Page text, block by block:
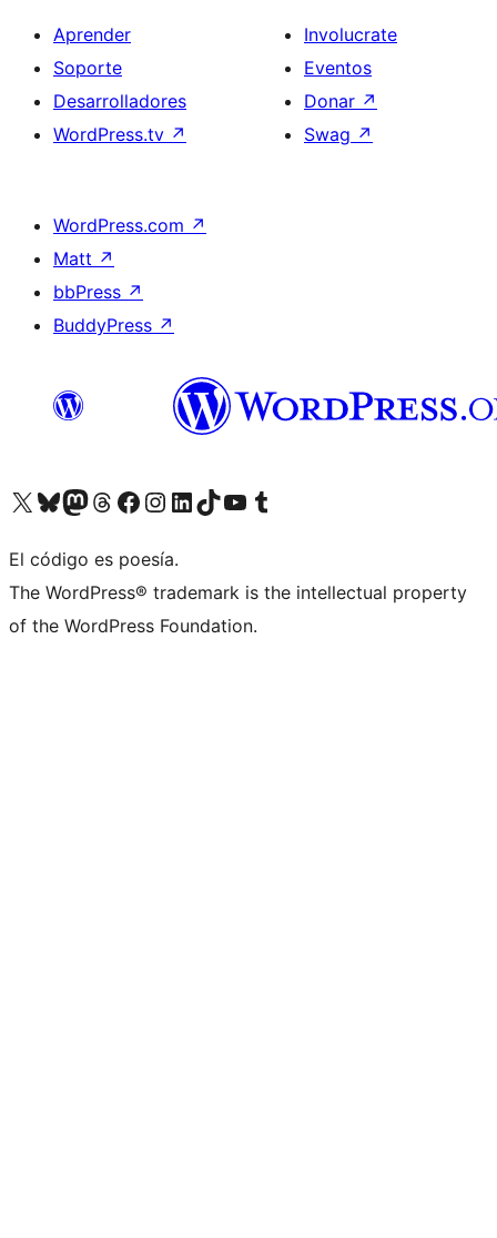
Aprender
Soporte
Desarrolladores
WordPress.tv ↗
Involucrate
Eventos
Donar ↗
Swag ↗
WordPress.com ↗
Matt ↗
bbPress ↗
BuddyPress ↗
Visitá nuestra cuenta de X (anteriormente Twitter)
Visitá nuestra cuenta de Bluesky
Visitá nuestra cuenta de Mastodon
Visitá nuestra cuenta de Threads
Visitá nuestra página de Facebook
Visitá nuestra cuenta de Instagram
Visitá nuestra cuenta de LinkedIn
Visitá nuestra cuenta de TikTok
Visitá nuestro canal de YouTube
Visitá nuestra cuenta de Tumblr
El código es poesía.
The WordPress® trademark is the intellectual property
of the WordPress Foundation.